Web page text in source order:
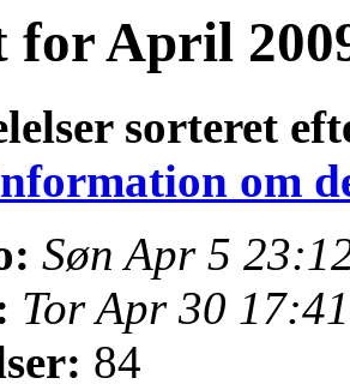
April
sorteret
om
Søn Apr 5
Tor Apr 30
84